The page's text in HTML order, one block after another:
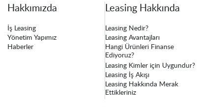
Hakkımızda
İş Leasing
Yönetim Yapımız
Haberler
Leasing Hakkında
Leasing Nedir?
Leasing Avantajları
Hangi Ürünleri Finanse
Ediyoruz?
Leasing Kimler için Uygundur?
Leasing İş Akışı
Leasing Hakkında Merak
Ettikleriniz